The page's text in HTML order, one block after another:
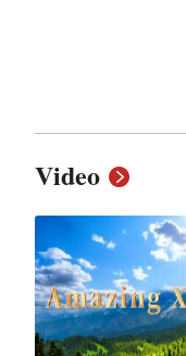
Video